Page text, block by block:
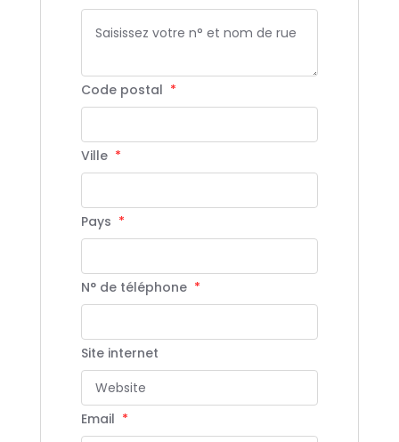
Code postal *
Ville *
Pays *
N° de téléphone *
Site internet
Email *